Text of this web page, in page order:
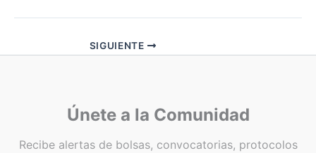
SIGUIENTE
Únete a la Comunidad
Recibe alertas de bolsas, convocatorias, protocolos